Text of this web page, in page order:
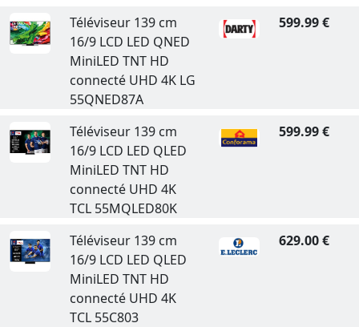
Téléviseur 139 cm
16/9 LCD LED QNED
MiniLED TNT HD
connecté UHD 4K LG
55QNED87A
599.99 €
Téléviseur 139 cm
16/9 LCD LED QLED
MiniLED TNT HD
connecté UHD 4K
TCL 55MQLED80K
599.99 €
Téléviseur 139 cm
16/9 LCD LED QLED
MiniLED TNT HD
connecté UHD 4K
TCL 55C803
629.00 €